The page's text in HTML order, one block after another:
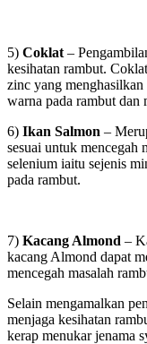
5) Coklat –
kesihatan rambut.
zinc yang
warna pada rambut dan
6) Ikan Salmon –
sesuai untuk mencegah
selenium iaitu sejenis
pada rambut.
7) Kacang Almond –
kacang Almond dapat
mencegah masalah
Selain mengamalkan
menjaga kesihatan
kerap menukar jenama